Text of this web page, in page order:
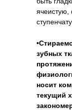
ячеистую,
зубных
носит
текущий